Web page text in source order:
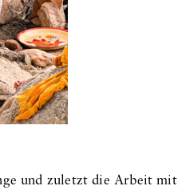
und zuletzt die Arbeit mit